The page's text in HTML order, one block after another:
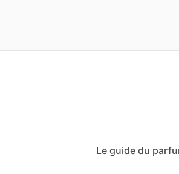
Le guide du